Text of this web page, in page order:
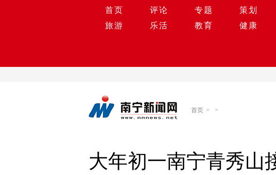
首页 评论 专题 策划
旅游
乐活 教育 健康
首页 > >
大年初一南宁青秀山